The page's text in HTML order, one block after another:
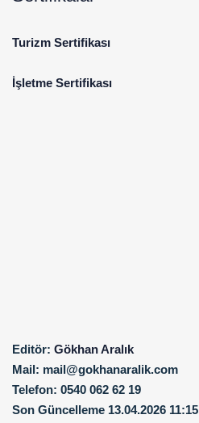
Turizm Sertifikası
İşletme Sertifikası
Editör: Gökhan Aralık
Mail: mail@gokhanaralik.com
Telefon: 0540 062 62 19
Son Güncelleme 13.04.2026 11:15